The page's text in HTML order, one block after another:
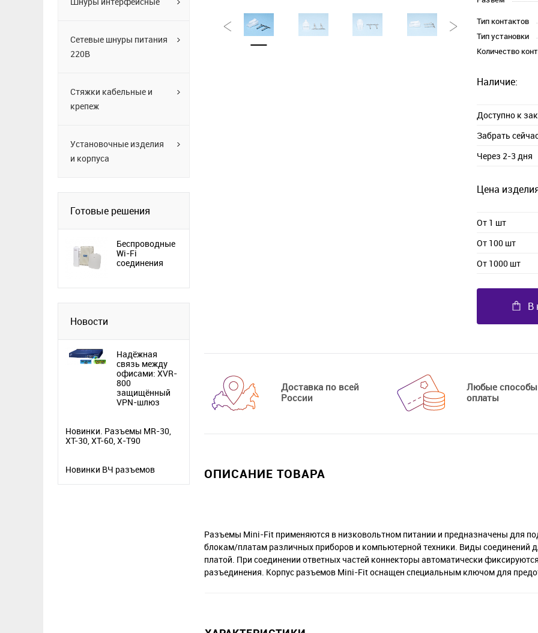
Сетевые шнуры питания
220В
Стяжки кабельные и
крепеж
Установочные изделия
и корпуса
Готовые решения
Беспроводные
Wi-Fi
соединения
Новости
Надёжная
связь между
офисами: XVR-
800
защищённый
VPN-шлюз
Новинки. Разъемы MR-30,
XT-30, XT-60, X-T90
Новинки ВЧ разъемов
Тип контактов
Тип установки
Количество
Наличие:
Доступно к
Забрать
Через 2-3 дня
Цена
От 1 шт
От 100 шт
От 1000 шт
В
Доставка по всей
России
Любые способы
оплаты
ОПИСАНИЕ ТОВАРА
Разъемы Mini-Fit применяются в низковольтном питании и предназначены для
блокам/платам различных приборов и компьютерной техники. Виды соединений
платой. При соединении ответных частей коннекторы автоматически
разъединения. Корпус разъемов Mini-Fit оснащен специальным ключом для